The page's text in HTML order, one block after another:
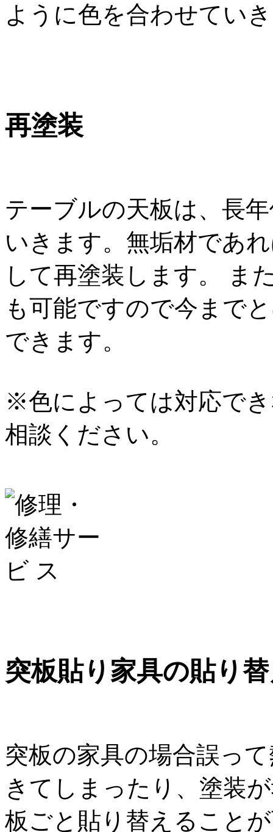
ように色を合わせてい
再塗装
テーブルの天板は、長
いきます。無垢材であ
して再塗装します。 ま
も可能ですので今まで
できます。
※色によっては対応で
相談ください。
突板貼り家具の貼り
突板の家具の場合誤っ
きてしまったり、塗装
板ごと貼り替えること